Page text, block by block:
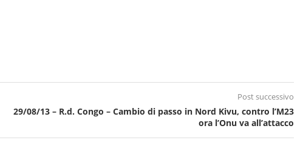
Post successivo
29/08/13 – R.d. Congo – Cambio di passo in Nord Kivu, contro l’M23
ora l’Onu va all’attacco